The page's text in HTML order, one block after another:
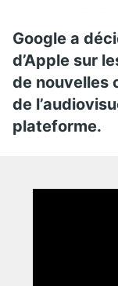
Google a
d’Apple sur
de nouvelles
de
plateforme.